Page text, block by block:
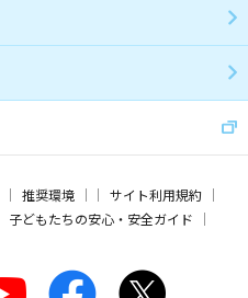
推奨環境
サイト利用規約
子どもたちの安心・安全ガイド